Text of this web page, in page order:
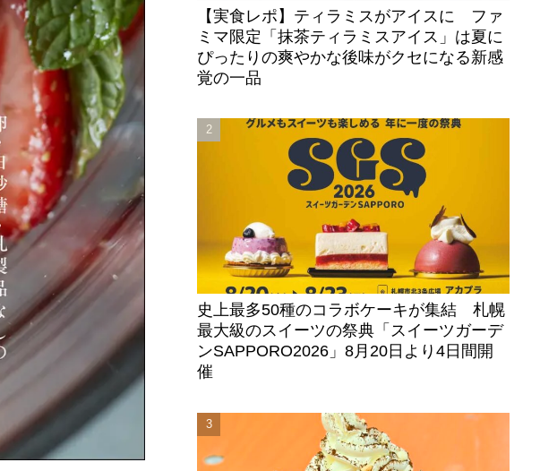
【実食レポ】ティラミスがアイスに ファ
ミマ限定「抹茶ティラミスアイス」は夏に
ぴったりの爽やかな後味がクセになる新感
覚の一品
史上最多50種のコラボケーキが集結 札幌
最大級のスイーツの祭典「スイーツガーデ
ンSAPPORO2026」8月20日より4日間開
催